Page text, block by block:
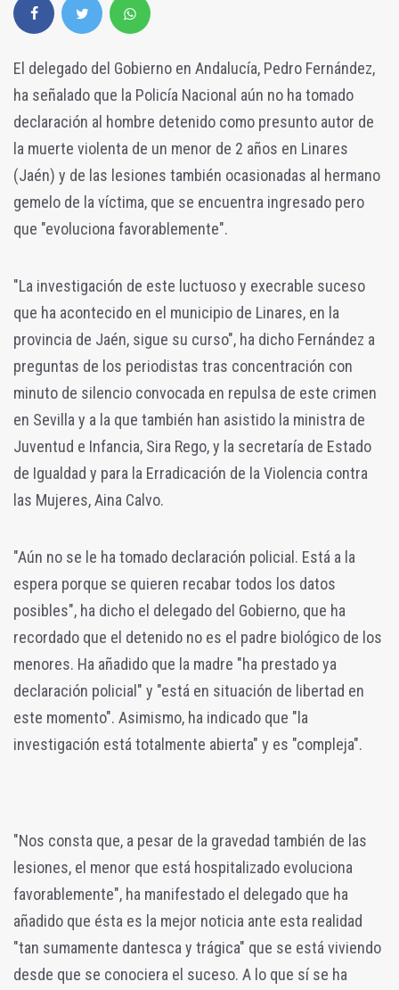
El delegado del Gobierno en Andalucía, Pedro Fernández,
ha señalado que la Policía Nacional aún no ha tomado
declaración al hombre detenido como presunto autor de
la muerte violenta de un menor de 2 años en Linares
(Jaén) y de las lesiones también ocasionadas al hermano
gemelo de la víctima, que se encuentra ingresado pero
que "evoluciona favorablemente".
"La investigación de este luctuoso y execrable suceso
que ha acontecido en el municipio de Linares, en la
provincia de Jaén, sigue su curso", ha dicho Fernández a
preguntas de los periodistas tras concentración con
minuto de silencio convocada en repulsa de este crimen
en Sevilla y a la que también han asistido la ministra de
Juventud e Infancia, Sira Rego, y la secretaría de Estado
de Igualdad y para la Erradicación de la Violencia contra
las Mujeres, Aina Calvo.
"Aún no se le ha tomado declaración policial. Está a la
espera porque se quieren recabar todos los datos
posibles", ha dicho el delegado del Gobierno, que ha
recordado que el detenido no es el padre biológico de los
menores. Ha añadido que la madre "ha prestado ya
declaración policial" y "está en situación de libertad en
este momento". Asimismo, ha indicado que "la
investigación está totalmente abierta" y es "compleja".
"Nos consta que, a pesar de la gravedad también de las
lesiones, el menor que está hospitalizado evoluciona
favorablemente", ha manifestado el delegado que ha
añadido que ésta es la mejor noticia ante esta realidad
"tan sumamente dantesca y trágica" que se está viviendo
desde que se conociera el suceso. A lo que sí se ha